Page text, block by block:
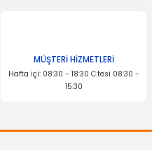
MÜŞTERİ HİZMETLERİ
Hafta içi: 08:30 - 18:30 C.tesi 08:30 -
15:30